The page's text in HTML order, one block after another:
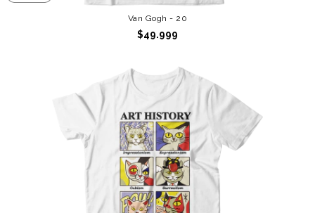
Van Gogh - 20
$49.999